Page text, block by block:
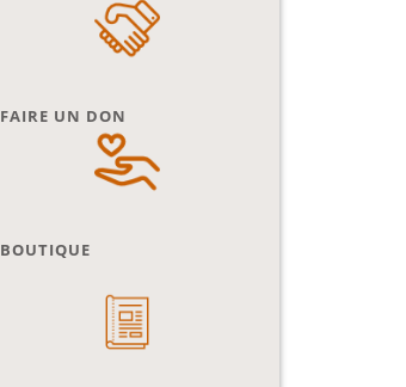
FAIRE UN DON
BOUTIQUE